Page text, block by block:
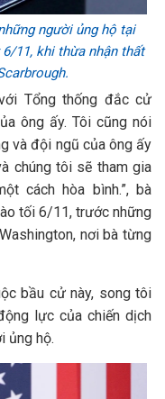
người ủng hộ tại
11, khi thừa nhận thất
Tổng thống đắc cử
ông ấy. Tôi cũng nói
và đội ngũ của ông ấy
chúng tôi sẽ tham gia
cách hòa bình.”, bà
tối 6/11, trước những
nơi bà từng
bầu cử này, song tôi
lực của chiến dịch
ủng hộ.